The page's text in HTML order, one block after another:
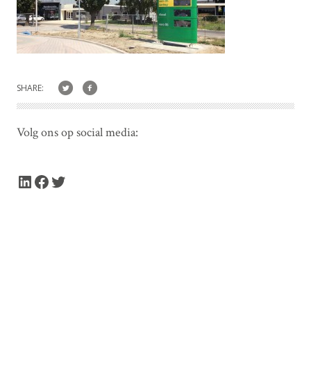
SHARE:
Volg ons op social media:
LinkedIn Facebook